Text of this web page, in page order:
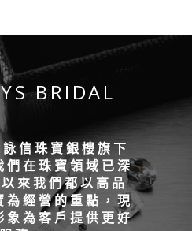
BRIDAL
信珠寶銀樓旗下
們在珠寶領域已深
來我們都以高品
為經營的重點，現
象為客戶提供更好